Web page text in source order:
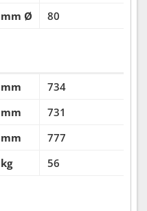
mm Ø 80
mm
734
mm
731
mm
777
kg 56